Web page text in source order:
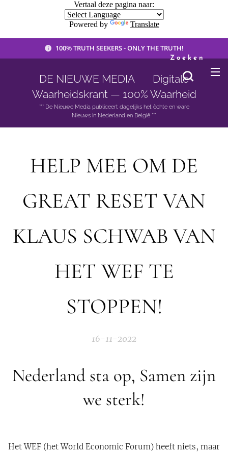
Vertaal deze pagina naar:
Powered by Translate
100% TRUTH SEEKERS - ONLY THE TRUTH!
DE NIEUWE MEDIA 🟣 Digitale
Waarheidskrant — 100% Waarheid
*** De Nieuwe Media publiceert dagelijks het èchte en ware
Nieuws in Nederland en België ***
Zoeken
HELP MEE OM DE
GREAT RESET VAN
KLAUS SCHWAB VAN
HET WEF TE
STOPPEN!
16-11-2022
Nederland sta op, Samen zijn
we sterk!
Het WEF (het World Economic Forum) heeft niets, maar